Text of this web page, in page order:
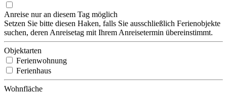
Anreise nur an diesem Tag möglich
Setzen Sie bitte diesen Haken, falls Sie ausschließlich Ferienobjekte
suchen, deren Anreisetag mit Ihrem Anreisetermin übereinstimmt.
Objektarten
Ferienwohnung
Ferienhaus
Wohnfläche